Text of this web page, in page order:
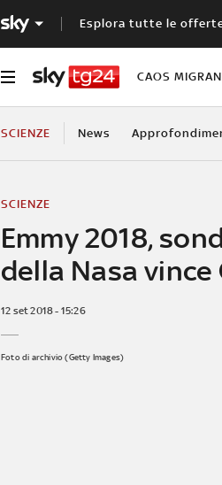
Esplora tutte le
CAOS
SCIENZE News
Emmy 2018,
della Nasa
SCIENZE
12 set 2018 - 15:26
Foto di archivio (Getty Images)